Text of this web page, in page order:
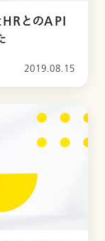
とのAPI
2019.08.15